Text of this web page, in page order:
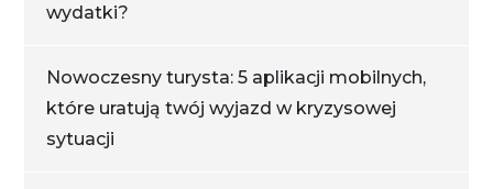
wydatki?
Nowoczesny turysta: 5 aplikacji mobilnych,
które uratują twój wyjazd w kryzysowej
sytuacji